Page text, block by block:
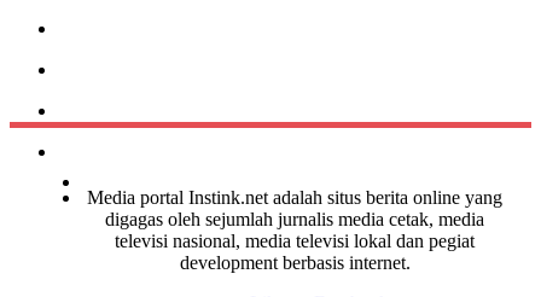
Media portal Instink.net adalah situs berita online yang
digagas oleh sejumlah jurnalis media cetak, media
televisi nasional, media televisi lokal dan pegiat
development berbasis internet.